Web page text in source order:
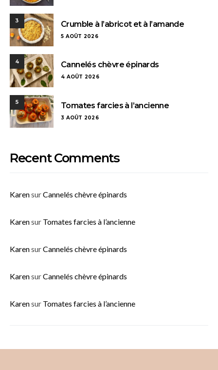
3 Crumble à l’abricot et à l’amande
5 AOÛT 2026
4 Cannelés chèvre épinards
4 AOÛT 2026
5 Tomates farcies à l’ancienne
3 AOÛT 2026
Recent Comments
KarensurCannelés chèvre épinards
Karensur Tomates farcies à l’ancienne
KarensurCannelés chèvre épinards
KarensurCannelés chèvre épinards
Karensur Tomates farcies à l’ancienne